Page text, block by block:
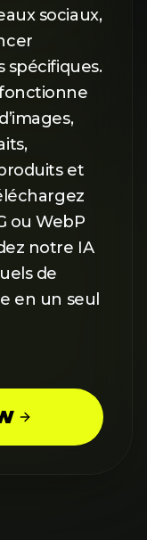
sociaux,
spécifiques.
fonctionne
et
ou WebP
notre IA
de
en un seul